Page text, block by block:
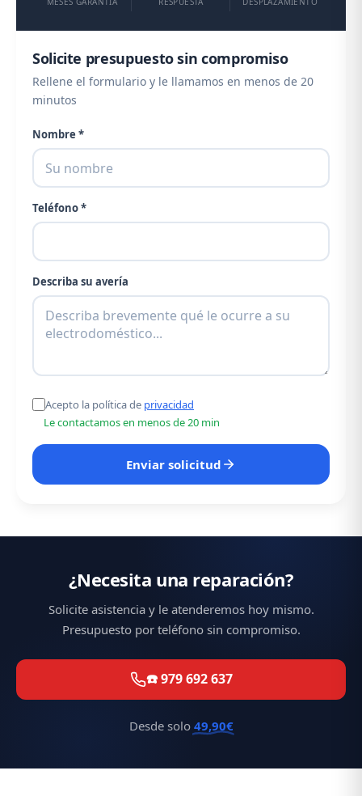
Solicite presupuesto sin compromiso
Rellene el formulario y le llamamos en menos de 20
minutos
Nombre *
Teléfono *
Describa su avería
Acepto la política de privacidad
Le contactamos en menos de 20 min
Enviar solicitud
¿Necesita una reparación?
Solicite asistencia y le atenderemos hoy mismo.
Presupuesto por teléfono sin compromiso.
☎️ 979 692 637
Desde solo 49,90€